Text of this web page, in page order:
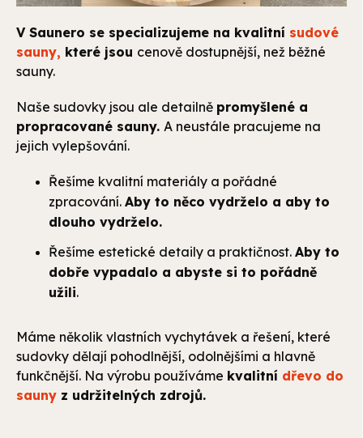
V Saunero se specializujeme na kvalitní sudové
sauny, které jsou cenově dostupnější, než běžné
sauny.
Naše sudovky jsou ale detailně promyšlené a
propracované sauny. A neustále pracujeme na
jejich vylepšování.
Řešíme kvalitní materiály a pořádné
zpracování. Aby to něco vydrželo a aby to
dlouho vydrželo.
Řešíme estetické detaily a praktičnost. Aby to
dobře vypadalo a abyste si to pořádně
užili.
Máme několik vlastních vychytávek a řešení, které
sudovky dělají pohodlnější, odolnějšími a hlavně
funkčnější. Na výrobu používáme kvalitní dřevo do
sauny z udržitelných zdrojů.